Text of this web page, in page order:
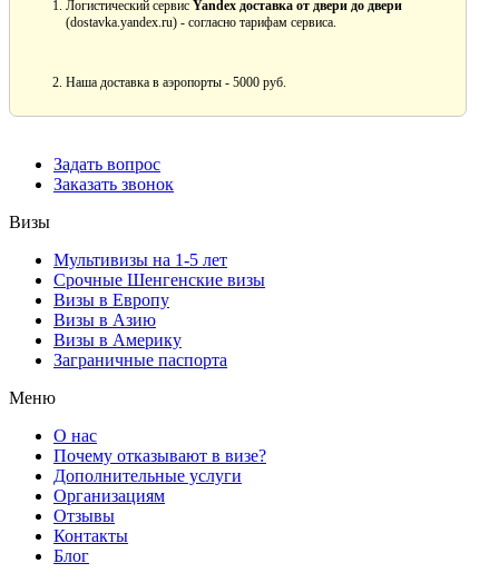
Логистический сервис Yandex доставка от двери до двери
(dostavka.yandex.ru) - согласно тарифам сервиса.
Наша доставка в аэропорты - 5000 руб.
Задать вопрос
Заказать звонок
Визы
Мультивизы на 1-5 лет
Срочные Шенгенские визы
Визы в Европу
Визы в Азию
Визы в Америку
Заграничные паспорта
Меню
О нас
Почему отказывают в визе?
Дополнительные услуги
Организациям
Отзывы
Контакты
Блог